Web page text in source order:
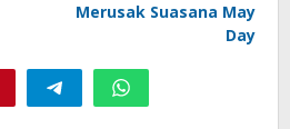
Merusak Suasana May
Day